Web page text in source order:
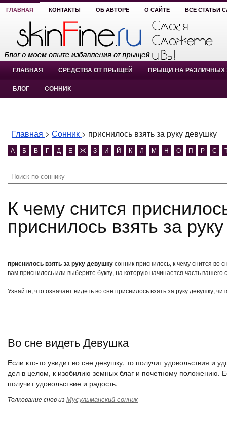
ГЛАВНАЯ КОНТАКТЫ ОБ АВТОРЕ О САЙТЕ ВСЕ СТАТЬИ
ГЛАВНАЯ СРЕДСТВА ОТ ПРЫЩЕЙ ПРЫЩИ НА РАЗЛИЧНЫХ
БЛОГ СОННИК
Главная > Сонник > приснилось взять за руку девушку
А Б В Г Д Е Ж З И Й К Л М Н О П Р С
К чему снится приснилось взять за руку девушку?
приснилось взять за
приснилось взять за руку девушкусонник приснилось, к чему снится во
вам приснилось или выберите букву, на которую начинается часть вашего
Узнайте, что означает видеть во сне приснилось взять за руку девушку,
Во сне видеть Девушка
Если кто-то увидит во сне девушку, то получит удовольствия и
дел в целом, к изобилию земных благ и почетному положению.
получит удовольствие и радость.
Толкование снов изМусульманский сонник